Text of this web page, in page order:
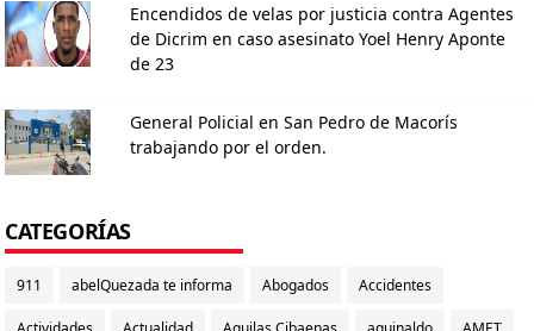
Encendidos de velas por justicia contra Agentes
de Dicrim en caso asesinato Yoel Henry Aponte
de 23
General Policial en San Pedro de Macorís
trabajando por el orden.
CATEGORÍAS
911 abelQuezada te informa Abogados Accidentes